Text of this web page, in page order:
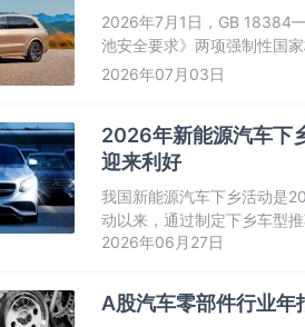
2026年7月1日，GB
池安全要求》两项强制性国
2026年07月03日
2026年新能源汽车下
迎来利好
我国新能源汽车下乡活动是
动以来，通过制定下乡车型
销售以及配套服务体系建设
2026年06月27日
A股汽车零部件行业年